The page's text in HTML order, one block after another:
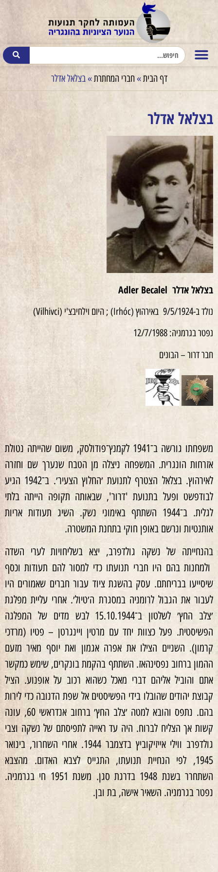
דף הבית» חברי המחתרת»בצלאל אדלר
בצלאל אדלר
בצלאל אדלר Adler Becalel
נולד ב-9/5/1924 באירהוץ (Irhóc) ; היום וילחיבצ'י (Vilhivci)
נפטר בגרמניה: 12/7/1988
חבר דרור – הבונים
משפחתו גורשה ב־1941 לקמנץ־פודולסק, משום שהייתה נטולת
אזרחות הונגרית. המשפחה ניצלה מן הטבח שנערך שם וחזרה
לאירהוץ. בצלאל הצטרף לתנועת ׳החלוץ הצעיר׳. ב־1942 הגיע
לבודפשט ופעל בתנועת 'דרור', שבאותה תקופה הייתה בלתי
לגלית. ב־1944 השתתף באימוני נשק. השיג תעודות אריות
אותנטיות ונרשם באופן חוקי בתחנת המשטרה.
בהנחייתה של נשקה גולדפרב, יצא בשליחויות לערי השדה
ולמחנות בהם היו חברי תנועתו כדי למסור להם תעודות וכסף
שיסייעו בבריחתם. עסק בהשגת ציוד עבור חברים שאמורים היו
לעבור את הגבול לרומניה במסגרת ה׳טיול׳. אחרי עליית מפלגת
׳צלב החץ׳ לשלטון ב־15.10.1944 לבש מדים של המפלגה
הפשיסטית. פעל כצוות יחד עם מרטין ויינגרטן – פטיו (מרדכי
קרמון). השניים הצילו את אפרה אגמון ואת יוסף מאיר מזעם
ההמון ברחוב נפסינהאז. השתתף בהקמת בונקרים, שימש כמקשר
אתם והוביל אליהם דברי מאכל כשהוא רכוב על אופנוע. הציל
קבוצת יהודים שהובלו בידי הפשיסטים אל שפת הדנובה כדי לירות
בהם. נתפס והובא למטה ׳צלב החץ׳ ברחוב אנדראשי 60, עונה
קשות אך הצליח לברוח. היה עד ראייה לתפיסתם של נשקה וצבי
גולדפרב ווילי אייזיקוביץ בדצמבר 1944. אחרי השחרור, בינואר
1945, לפי הנחיית תנועתו, התגייס לצבא האדום. מהצבא
השתחרר בשנת 1948 בדרגת סגן. משנת 1951 חי בגרמניה.
נפטר בגרמניה. השאיר אישה, בת ובן.